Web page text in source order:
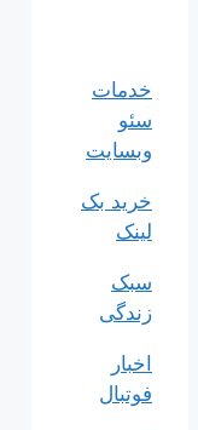
خدمات
سئو
وبسایت
خرید بک
لینک
سبک
زندگی
اخبار
فوتبال